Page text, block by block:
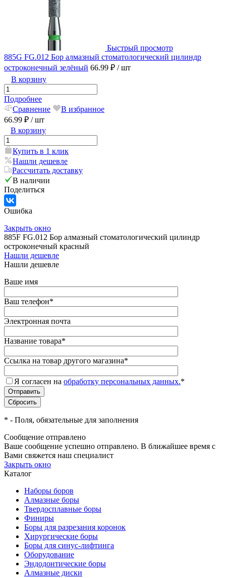
Быстрый просмотр
885G FG.012 Бор алмазный стоматологический цилиндр
остроконечный зелёный 66.99 ₽ / шт
В корзину
Подробнее
Сравнение
В избранное
66.99 ₽ / шт
В корзину
Купить в 1 клик
Нашли дешевле
Рассчитать доставку
В наличии
Поделиться
Ошибка
Закрыть окно
885F FG.012 Бор алмазный стоматологический цилиндр
остроконечный красный
Нашли дешевле
Нашли дешевле
Ваше имя
Ваш телефон*
Электронная почта
Название товара*
Ссылка на товар другого магазина*
Я согласен на обработку персональных данных.*
* - Поля, обязательные для заполнения
Сообщение отправлено
Ваше сообщение успешно отправлено. В ближайшее время с
Вами свяжется наш специалист
Закрыть окно
Каталог
Наборы боров
Алмазные боры
Твердосплавные боры
Финиры
Боры для разрезания коронок
Хирургические боры
Боры для синус-лифтинга
Оборудование
Эндодонтические боры
Алмазные диски